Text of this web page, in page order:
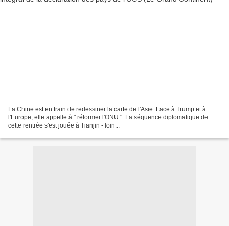
La Chine est en train de redessiner la carte de l'Asie. Face à Trump et à
l'Europe, elle appelle à " réformer l'ONU ". La séquence diplomatique de
cette rentrée s'est jouée à Tianjin - loin...